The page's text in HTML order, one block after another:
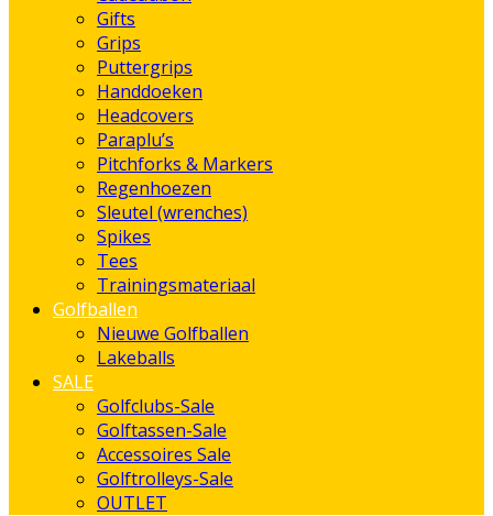
Gifts
Grips
Puttergrips
Handdoeken
Headcovers
Paraplu’s
Pitchforks & Markers
Regenhoezen
Sleutel (wrenches)
Spikes
Tees
Trainingsmateriaal
Golfballen
Nieuwe Golfballen
Lakeballs
SALE
Golfclubs-Sale
Golftassen-Sale
Accessoires Sale
Golftrolleys-Sale
OUTLET